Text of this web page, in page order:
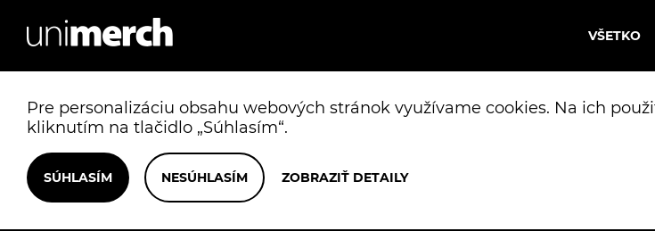
VŠETKO
Pre personalizáciu obsahu webových stránok využívame cookies. Na ich
kliknutím na tlačidlo „Súhlasím“.